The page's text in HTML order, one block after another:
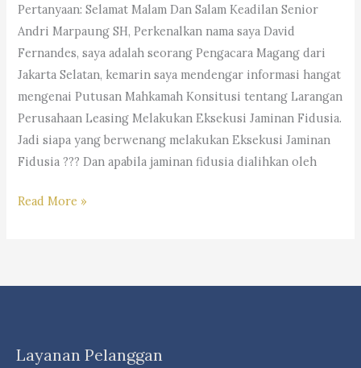
Pertanyaan: Selamat Malam Dan Salam Keadilan Senior
Andri Marpaung SH, Perkenalkan nama saya David
Fernandes, saya adalah seorang Pengacara Magang dari
Jakarta Selatan, kemarin saya mendengar informasi hangat
mengenai Putusan Mahkamah Konsitusi tentang Larangan
Perusahaan Leasing Melakukan Eksekusi Jaminan Fidusia.
Jadi siapa yang berwenang melakukan Eksekusi Jaminan
Fidusia ??? Dan apabila jaminan fidusia dialihkan oleh
Pasca
(MK),
Tidak
Read More »
Layanan Pelanggan